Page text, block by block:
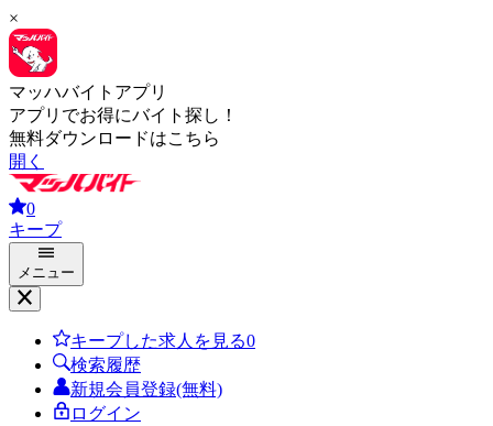
×
マッハバイトアプリ
アプリでお得にバイト探し！
無料ダウンロードはこちら
開く
0
キープ
メニュー
キープした求人を見る0
検索履歴
新規会員登録(無料)
ログイン